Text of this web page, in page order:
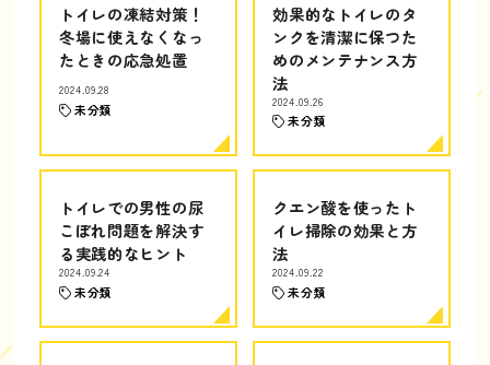
トイレの凍結対策！
冬場に使えなくなっ
たときの応急処置
2024.09.28
未分類
効果的なトイレのタ
ンクを清潔に保つた
めのメンテナンス方
法
2024.09.26
未分類
トイレでの男性の尿
こぼれ問題を解決す
る実践的なヒント
2024.09.24
未分類
クエン酸を使ったト
イレ掃除の効果と方
法
2024.09.22
未分類